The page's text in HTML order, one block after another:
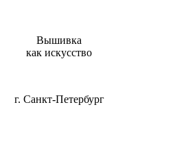
Вышивка
как искусство
г. Санкт-Петербург